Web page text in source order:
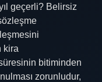
geçerli? Belirsiz
kira
bitiminden
zorunludur,